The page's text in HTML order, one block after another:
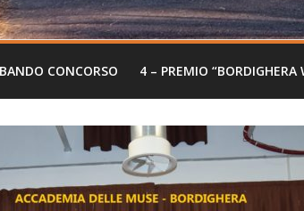
CONCORSO 4 – PREMIO “BORDIGHERA